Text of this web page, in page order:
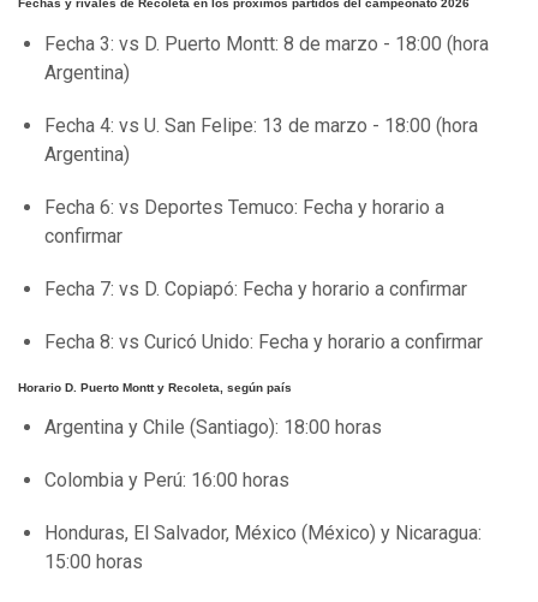
Fechas y rivales de Recoleta en los próximos partidos del campeonato 2026
Fecha 3: vs D. Puerto Montt: 8 de marzo - 18:00 (hora
Argentina)
Fecha 4: vs U. San Felipe: 13 de marzo - 18:00 (hora
Argentina)
Fecha 6: vs Deportes Temuco: Fecha y horario a
confirmar
Fecha 7: vs D. Copiapó: Fecha y horario a confirmar
Fecha 8: vs Curicó Unido: Fecha y horario a confirmar
Horario D. Puerto Montt y Recoleta, según país
Argentina y Chile (Santiago): 18:00 horas
Colombia y Perú: 16:00 horas
Honduras, El Salvador, México (México) y Nicaragua:
15:00 horas